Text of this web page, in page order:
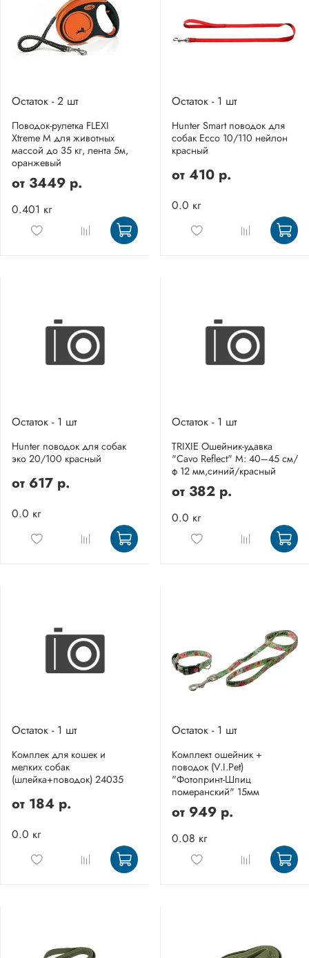
Остаток - 2 шт
Поводок-рулетка FLEXI
Xtreme M для животных
массой до 35 кг, лента 5м,
оранжевый
от 3449 р.
0.401 кг
Остаток - 1 шт
Hunter Smart поводок для
собак Ecco 10/110 нейлон
красный
от 410 р.
0.0 кг
Остаток - 1 шт
Hunter поводок для собак
эко 20/100 красный
от 617 р.
0.0 кг
Остаток - 1 шт
TRIXIE Ошейник-удавка
"Cavo Reflect" M: 40–45 см/
ф 12 мм,синий/красный
от 382 р.
0.0 кг
Остаток - 1 шт
Комплек для кошек и
мелких собак
(шлейка+поводок) 24035
от 184 р.
0.0 кг
Остаток - 1 шт
Комплект ошейник +
поводок (V.I.Pet)
"Фотопринт-Шпиц
померанский" 15мм
от 949 р.
0.08 кг